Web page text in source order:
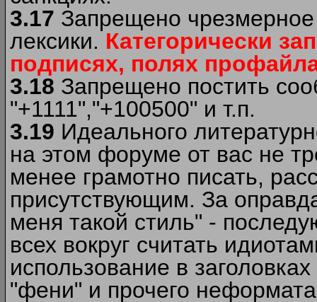
3.17 Запрещено
лексики. Категорически
подписях, полях
3.18 Запрещено постить
"+1111","+100500" и т.п.
3.19 Идеального
на этом форуме от вас не
менее грамотно писать,
присутствующим. За
меня такой стиль" -
всех вокруг считать
использование в
"фени" и прочего